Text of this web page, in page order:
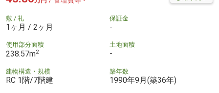
敷 / 礼
1ヶ月 / 2ヶ月
保証金
-
使用部分面積
238.57m2
土地面積
-
建物構造・規模
RC 1階/7階建
築年数
1990年9月(築36年)